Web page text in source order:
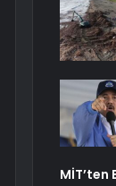
MİT’ten